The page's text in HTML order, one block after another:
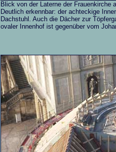
Blick von der Laterne der Frauenkirche
Deutlich erkennbar: der achteckige
Dachstuhl. Auch die Dächer zur
ovaler Innenhof ist gegenüber vom